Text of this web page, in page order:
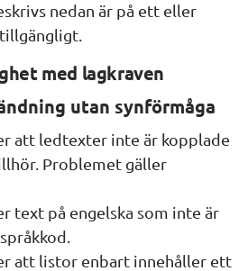
nedan är på ett eller
med lagkraven
utan synförmåga
att ledtexter inte är kopplade
Problemet gäller
text på engelska som inte är
att listor enbart innehåller ett